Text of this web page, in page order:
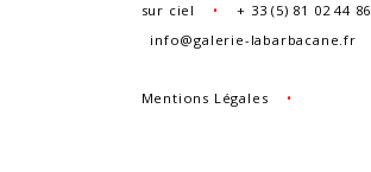
sur ciel • + 33 (5) 81 02 44 86
info@galerie-labarbacane.fr
Mentions Légales •